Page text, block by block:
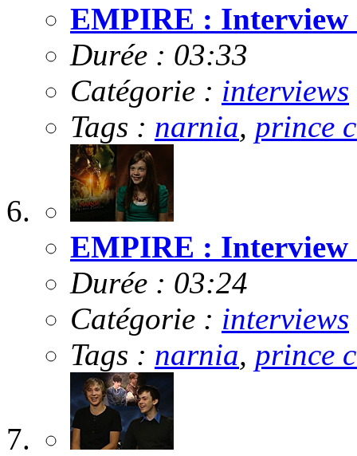
EMPIRE : Interview
Durée : 03:33
Catégorie : interviews
Tags : narnia, prince
EMPIRE : Interview
Durée : 03:24
Catégorie : interviews
Tags : narnia, prince